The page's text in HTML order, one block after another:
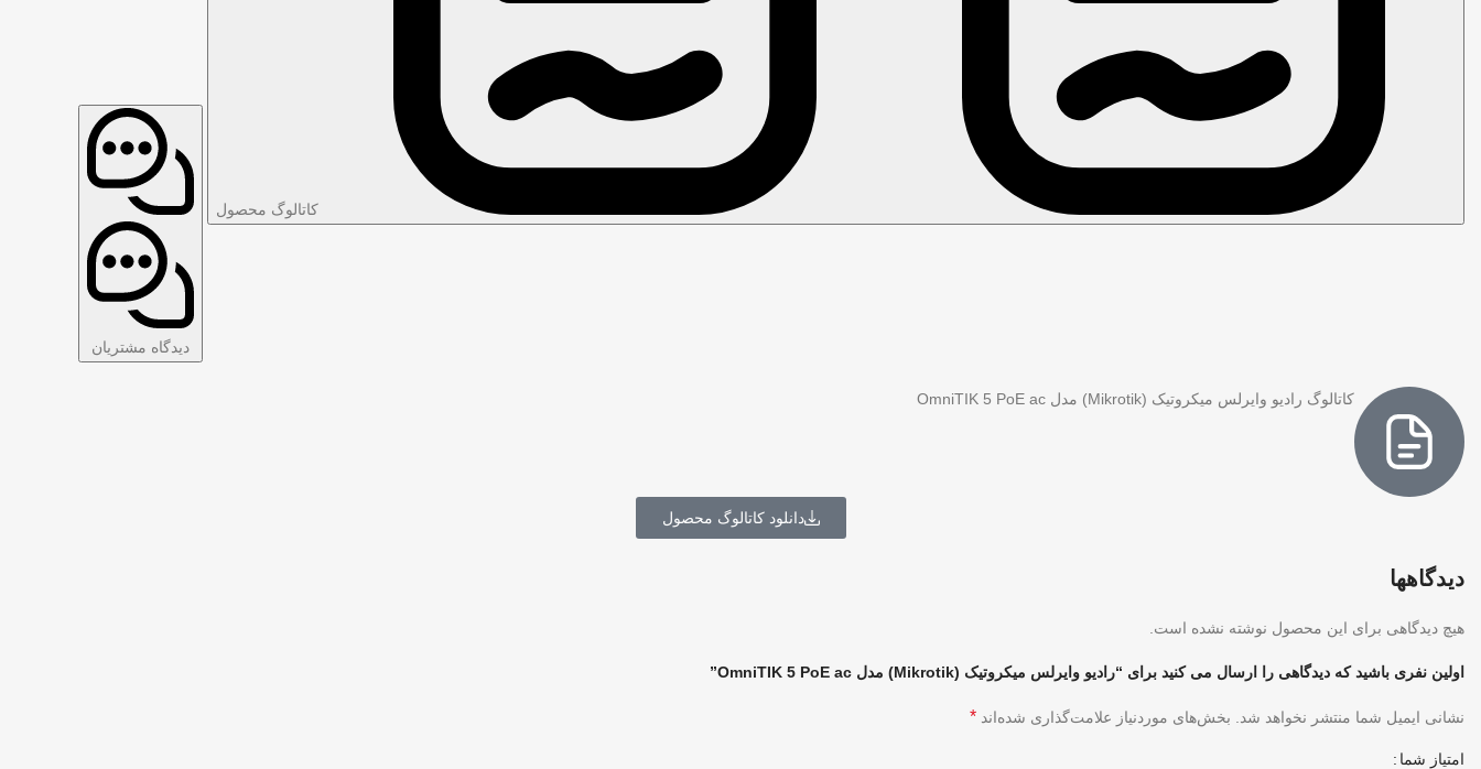
کاتالوگ محصول
دیدگاه مشتریان
کاتالوگ رادیو وایرلس میکروتیک (Mikrotik) مدل OmniTIK 5 PoE ac
دانلود کاتالوگ محصول
دیدگاهها
هیچ دیدگاهی برای این محصول نوشته نشده است.
اولین نفری باشید که دیدگاهی را ارسال می کنید برای “رادیو وایرلس میکروتیک (Mikrotik) مدل OmniTIK 5 PoE ac”
نشانی ایمیل شما منتشر نخواهد شد. بخش‌های موردنیاز علامت‌گذاری شده‌اند *
امتیاز شما